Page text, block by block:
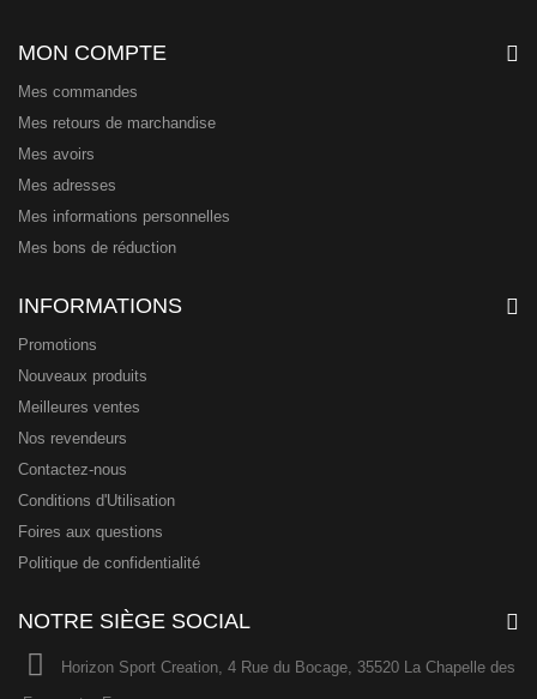
MON COMPTE
Mes commandes
Mes retours de marchandise
Mes avoirs
Mes adresses
Mes informations personnelles
Mes bons de réduction
INFORMATIONS
Promotions
Nouveaux produits
Meilleures ventes
Nos revendeurs
Contactez-nous
Conditions d'Utilisation
Foires aux questions
Politique de confidentialité
NOTRE SIÈGE SOCIAL
Horizon Sport Creation, 4 Rue du Bocage, 35520 La Chapelle des